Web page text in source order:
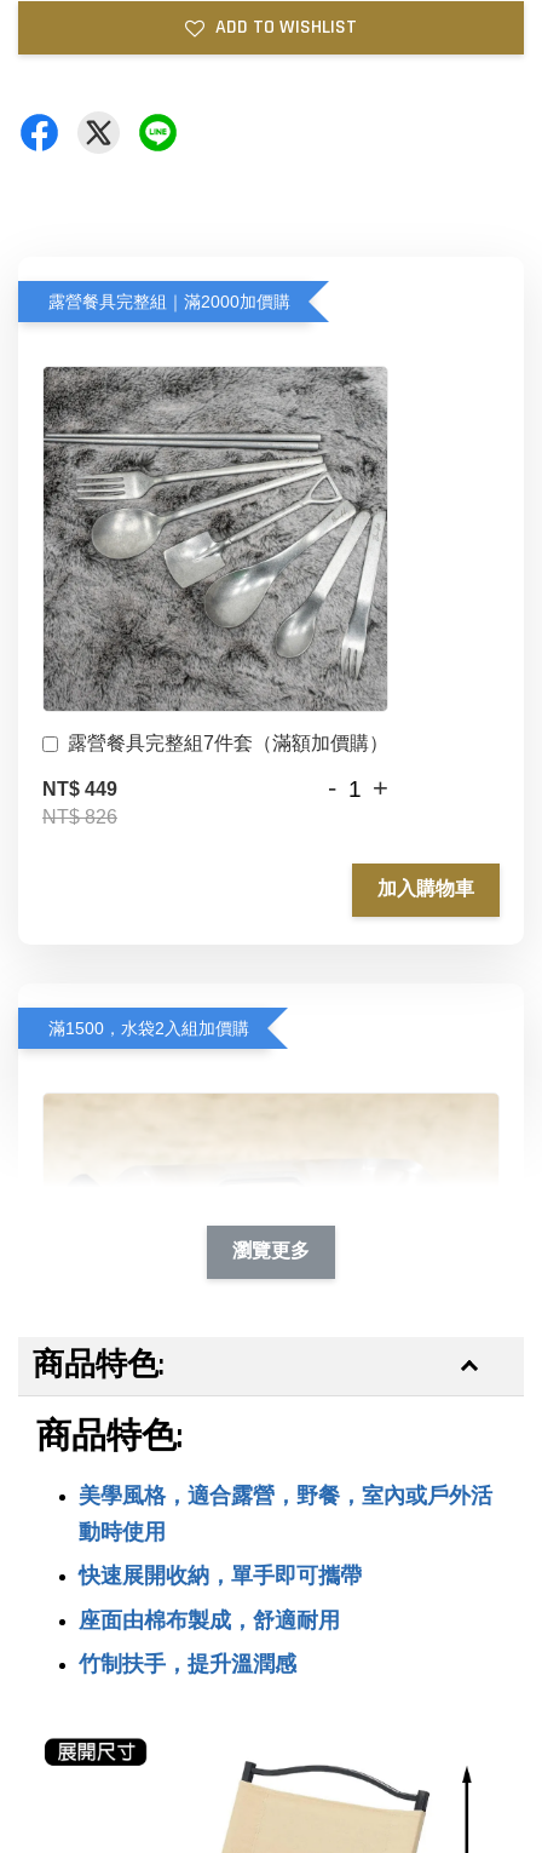
ADD TO WISHLIST
露營餐具完整組｜滿2000加價購
露營餐具完整組7件套（滿額加價購）
NT$ 449
NT$ 826
- +
加入購物車
滿1500，水袋2入組加價購
BUNDOK 摺疊水袋 水壺 水桶 7L大容量 露營/野營/
急難/防災儲水 BD-347 [防災必備，2入組]
NT$ 199
NT$ 254
瀏覽更多
商品特色:
商品特色:
美學風格，適合露營，野餐，室內或戶外活
動時使用
快速展開收納，單手即可攜帶
座面由棉布製成，舒適耐用
竹制扶手，提升溫潤感